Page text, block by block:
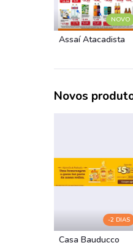
NOVO
Assaí Atacadista
Novos
-2 DIAS
Casa Bauducco